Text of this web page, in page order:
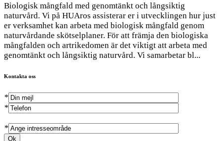
Biologisk mångfald med genomtänkt och långsiktig
naturvård. Vi på HUAros assisterar er i utvecklingen hur just
er verksamhet kan arbeta med biologisk mångfald genom
naturvårdande skötselplaner. För att främja den biologiska
mångfalden och artrikedomen är det viktigt att arbeta med
genomtänkt och långsiktig naturvård. Vi samarbetar bl...
Kontakta oss
*
*
*